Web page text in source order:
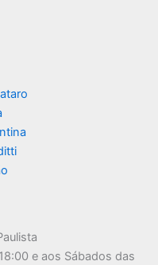
e aos Sábados das